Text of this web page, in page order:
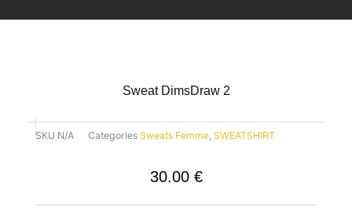
Sweat DimsDraw 2
SKU N/A Categories Sweats Femme SWEATSHIRT
30.00 €